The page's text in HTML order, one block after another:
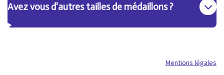
Avez vous d'autres tailles de médaillons ?
Mentions légales